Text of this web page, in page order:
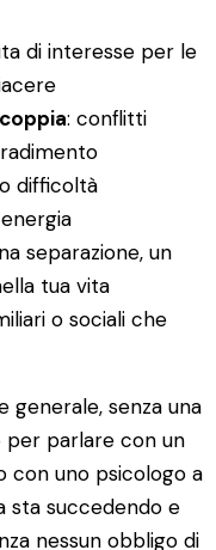
di interesse per le
: conflitti
difficoltà
separazione, un
tua vita
o sociali che
generale, senza una
per parlare con un
con uno psicologo a
sta succedendo e
nessun obbligo di